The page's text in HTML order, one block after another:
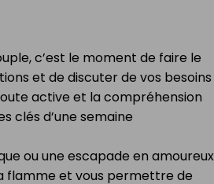
c’est le moment de faire le
et de discuter de vos besoins
active et la compréhension
clés d’une semaine
ou une escapade en amoureux
flamme et vous permettre de